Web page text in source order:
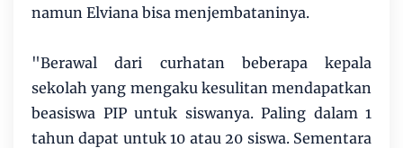
namun Elviana bisa menjembataninya.
"Berawal dari curhatan beberapa kepala
sekolah yang mengaku kesulitan mendapatkan
beasiswa PIP untuk siswanya. Paling dalam 1
tahun dapat untuk 10 atau 20 siswa. Sementara